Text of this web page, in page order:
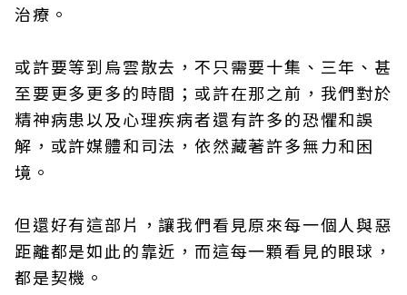
治療。
或許要等到烏雲散去，不只需要十集、三年、甚
至要更多更多的時間；或許在那之前，我們對於
精神病患以及心理疾病者還有許多的恐懼和誤
解，或許媒體和司法，依然藏著許多無力和困
境。
但還好有這部片，讓我們看見原來每一個人與惡
距離都是如此的靠近，而這每一顆看見的眼球，
都是契機。